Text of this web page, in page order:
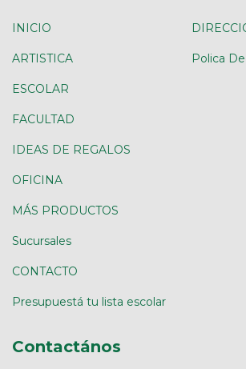
INICIO
ARTISTICA
ESCOLAR
FACULTAD
IDEAS DE REGALOS
OFICINA
MÁS PRODUCTOS
Sucursales
CONTACTO
Presupuestá tu lista escolar
Polica
Contactános